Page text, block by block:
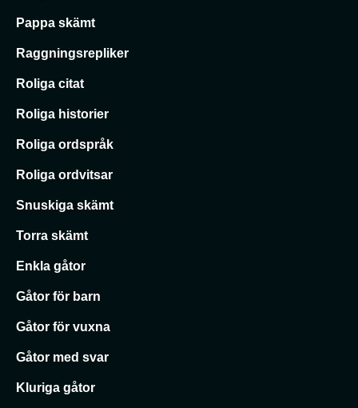
Pappa skämt
Raggningsrepliker
Roliga citat
Roliga historier
Roliga ordspråk
Roliga ordvitsar
Snuskiga skämt
Torra skämt
Enkla gåtor
Gåtor för barn
Gåtor för vuxna
Gåtor med svar
Kluriga gåtor